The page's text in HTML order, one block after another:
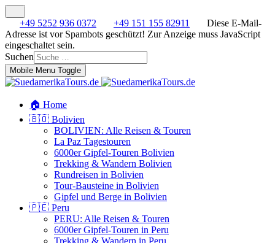
+49 5252 936 0372 +49 151 155 82911
Diese E-Mail-
Adresse ist vor Spambots geschützt! Zur Anzeige muss JavaScript
eingeschaltet sein.
Suchen
Mobile Menu Toggle
🏠 Home
🇧🇴 Bolivien
BOLIVIEN: Alle Reisen & Touren
La Paz Tagestouren
6000er Gipfel-Touren Bolivien
Trekking & Wandern Bolivien
Rundreisen in Bolivien
Tour-Bausteine in Bolivien
Gipfel und Berge in Bolivien
🇵🇪 Peru
PERU: Alle Reisen & Touren
6000er Gipfel-Touren in Peru
Trekking & Wandern in Peru